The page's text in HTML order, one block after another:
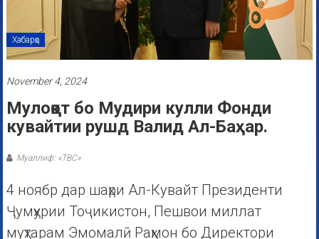
Хабарҳо
November 4, 2024
Мулоқот бо Мудири кулли Фонди
кувайтии рушд Валид Ал-Баҳар.
Муаллиф: «ТВС»
4 ноябр дар шаҳри Ал-Кувайт Президенти
Ҷумҳурии Тоҷикистон, Пешвои миллат
муҳтарам Эмомалӣ Раҳмон бо Директори